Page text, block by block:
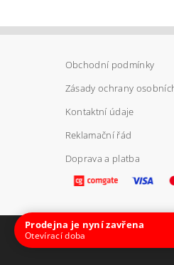
Obchodní podmínky
Zásady ochrany
Kontaktní údaje
Reklamační řád
Doprava a platba
,
Prodejna je nyní zavřena
Otevírací doba